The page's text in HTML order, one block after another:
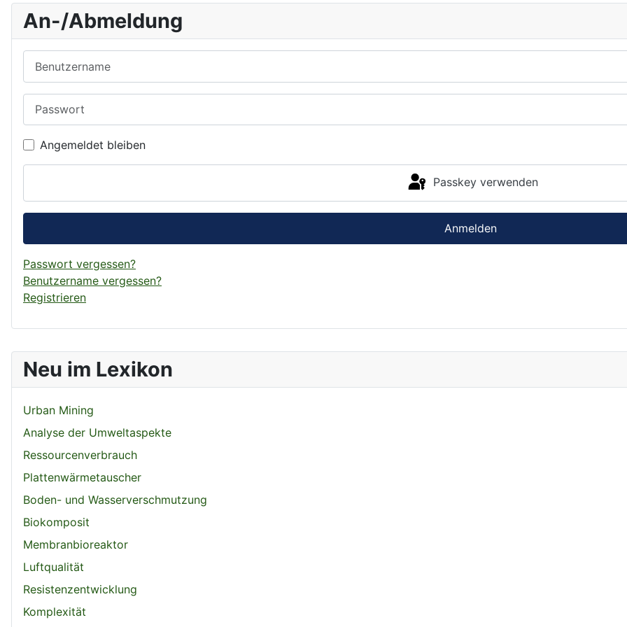
Neu im Lexikon
Urban Mining
Analyse der Umweltaspekte
Ressourcenverbrauch
Plattenwärmetauscher
Boden- und Wasserverschmutzung
Biokomposit
Membranbioreaktor
Luftqualität
Resistenzentwicklung
Komplexität
An-/Abmeldung
Angemeldet bleiben
Passkey verwenden
Anmelden
Passwort vergessen?
Benutzername vergessen?
Registrieren